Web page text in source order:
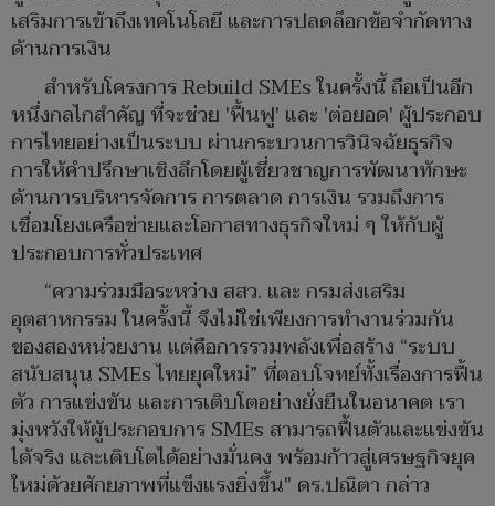
เสริมการเข้าถึงเทคโนโลยี และการปลดล็อกข้อจำกัดทาง
ด้านการเงิน
สำหรับโครงการ Rebuild SMEs ในครั้งนี้ ถือเป็นอีก
หนึ่งกลไกสำคัญ ที่จะช่วย 'ฟื้นฟู' และ 'ต่อยอด' ผู้ประกอบ
การไทยอย่างเป็นระบบ ผ่านกระบวนการวินิจฉัยธุรกิจ
การให้คำปรึกษาเชิงลึกโดยผู้เชี่ยวชาญการพัฒนาทักษะ
ด้านการบริหารจัดการ การตลาด การเงิน รวมถึงการ
เชื่อมโยงเครือข่ายและโอกาสทางธุรกิจใหม่ ๆ ให้กับผู้
ประกอบการทั่วประเทศ
“ความร่วมมือระหว่าง สสว. และ กรมส่งเสริม
อุตสาหกรรม ในครั้งนี้ จึงไม่ใช่เพียงการทำงานร่วมกัน
ของสองหน่วยงาน แต่คือการรวมพลังเพื่อสร้าง “ระบบ
สนับสนุน SMEs ไทยยุคใหม่” ที่ตอบโจทย์ทั้งเรื่องการฟื้น
ตัว การแข่งขัน และการเติบโตอย่างยั่งยืนในอนาคต เรา
มุ่งหวังให้ผู้ประกอบการ SMEs สามารถฟื้นตัวและแข่งขัน
ได้จริง และเติบโตได้อย่างมั่นคง พร้อมก้าวสู่เศรษฐกิจยุค
ใหม่ด้วยศักยภาพที่แข็งแรงยิ่งขึ้น" ดร.ปณิตา กล่าว